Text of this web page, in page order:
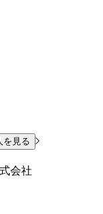
を見る
会社